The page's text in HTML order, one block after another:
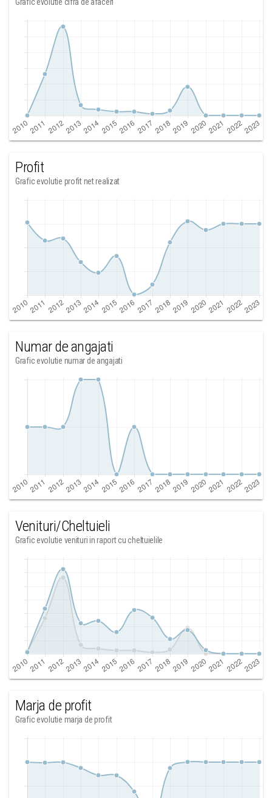
Profit
Grafic evolutie profit net realizat
Numar de angajati
Grafic evolutie numar de angajati
Venituri/Cheltuieli
Grafic evolutie venituri in raport cu cheltuielile
Marja de profit
Grafic evolutie marja de profit